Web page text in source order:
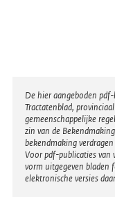
Disclaimer
De hier aangeboden
Tractatenblad,
gemeenschappelijke
zin van de
bekendmaking
Voor pdf-publicaties van
vorm uitgegeven bladen
elektronische versies